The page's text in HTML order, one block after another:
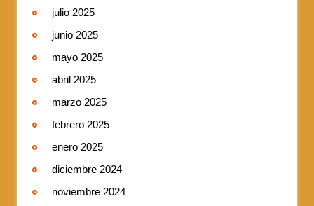
julio 2025
junio 2025
mayo 2025
abril 2025
marzo 2025
febrero 2025
enero 2025
diciembre 2024
noviembre 2024